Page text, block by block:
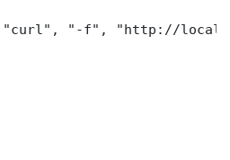
"-f", "http://